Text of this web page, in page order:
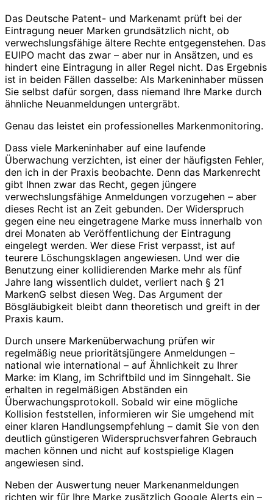
Das Deutsche Patent- und Markenamt prüft bei der
Eintragung neuer Marken grundsätzlich nicht, ob
verwechslungsfähige ältere Rechte entgegenstehen. Das
EUIPO macht das zwar – aber nur in Ansätzen, und es
hindert eine Eintragung in aller Regel nicht. Das Ergebnis
ist in beiden Fällen dasselbe: Als Markeninhaber müssen
Sie selbst dafür sorgen, dass niemand Ihre Marke durch
ähnliche Neuanmeldungen untergräbt.
Genau das leistet ein professionelles Markenmonitoring.
Dass viele Markeninhaber auf eine laufende
Überwachung verzichten, ist einer der häufigsten Fehler,
den ich in der Praxis beobachte. Denn das Markenrecht
gibt Ihnen zwar das Recht, gegen jüngere
verwechslungsfähige Anmeldungen vorzugehen – aber
dieses Recht ist an Zeit gebunden. Der Widerspruch
gegen eine neu eingetragene Marke muss innerhalb von
drei Monaten ab Veröffentlichung der Eintragung
eingelegt werden. Wer diese Frist verpasst, ist auf
teurere Löschungsklagen angewiesen. Und wer die
Benutzung einer kollidierenden Marke mehr als fünf
Jahre lang wissentlich duldet, verliert nach § 21
MarkenG selbst diesen Weg. Das Argument der
Bösgläubigkeit bleibt dann theoretisch und greift in der
Praxis kaum.
Durch unsere Markenüberwachung prüfen wir
regelmäßig neue prioritätsjüngere Anmeldungen –
national wie international – auf Ähnlichkeit zu Ihrer
Marke: im Klang, im Schriftbild und im Sinngehalt. Sie
erhalten in regelmäßigen Abständen ein
Überwachungsprotokoll. Sobald wir eine mögliche
Kollision feststellen, informieren wir Sie umgehend mit
einer klaren Handlungsempfehlung – damit Sie von den
deutlich günstigeren Widerspruchsverfahren Gebrauch
machen können und nicht auf kostspielige Klagen
angewiesen sind.
Neben der Auswertung neuer Markenanmeldungen
richten wir für Ihre Marke zusätzlich Google Alerts ein –